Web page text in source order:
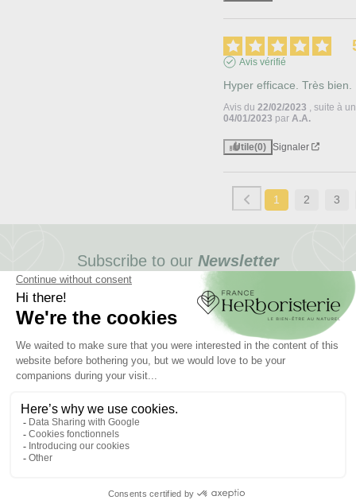
Avis vérifié
Hyper efficace. Très bien.
Avis du22/02/2023 , suite à
04/01/2023 parA.A.
Utile(0) Signaler
1 2 3
Subscribe to our Newsletter
and benefit from exceptional offers
I REGISTER
FRANCE HERBORISTERIE
ZI LE DURGEON